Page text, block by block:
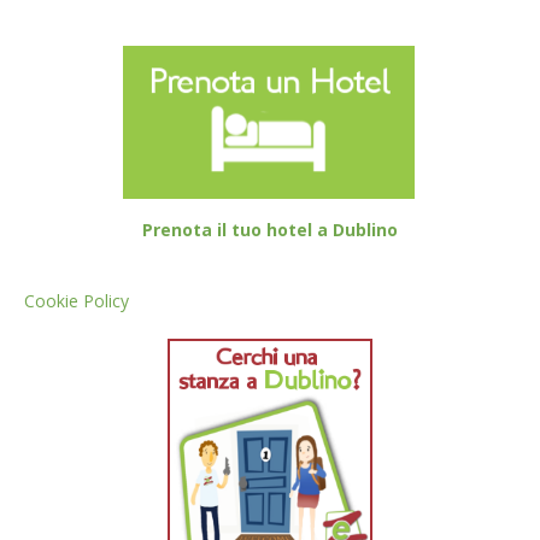
Prenota il tuo hotel a Dublino
Cookie Policy